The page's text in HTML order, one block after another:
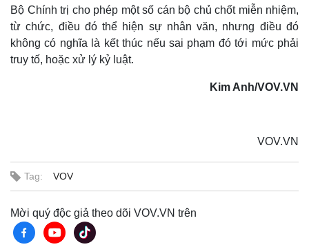
Sức khỏe
Cây thuốc
Sản phụ khoa
Nhi khoa
Blog
Bộ Chính trị cho phép một số cán bộ chủ chốt miễn nhiệm,
từ chức, điều đó thể hiện sự nhân văn, nhưng điều đó
không có nghĩa là kết thúc nếu sai phạm đó tới mức phải
truy tố, hoặc xử lý kỷ luật.
Kim Anh/VOV.VN
VOV.VN
Tag: VOV
Mời quý độc giả theo dõi VOV.VN trên